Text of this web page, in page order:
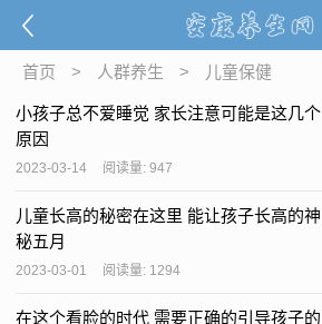
首页 > 人群养生 > 儿童保健
小孩子总不爱睡觉 家长注意可能是这几个
原因
2023-03-14 阅读量: 947
儿童长高的秘密在这里 能让孩子长高的神
秘五月
2023-03-01 阅读量: 1294
在这个看脸的时代 需要正确的引导孩子的